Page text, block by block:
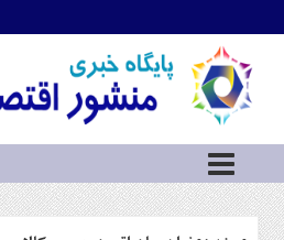
اطلاعات
تماس
ما
درباره
ما
سرویس